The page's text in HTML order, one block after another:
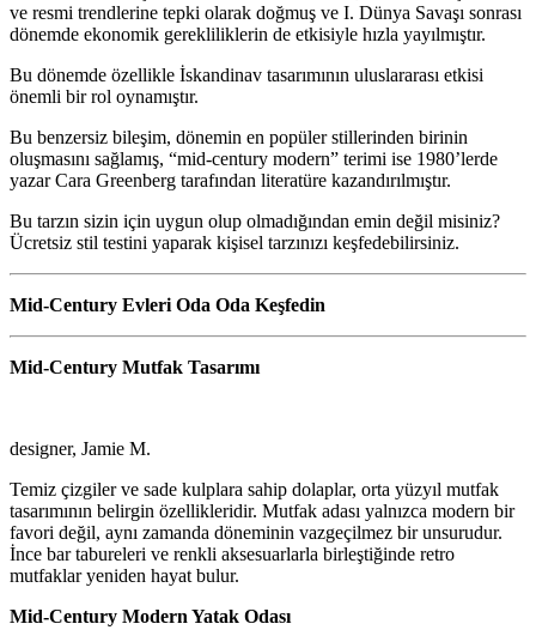
ve resmi trendlerine tepki olarak doğmuş ve I. Dünya Savaşı sonrası
dönemde ekonomik gerekliliklerin de etkisiyle hızla yayılmıştır.
Bu dönemde özellikle İskandinav tasarımının uluslararası etkisi
önemli bir rol oynamıştır.
Bu benzersiz bileşim, dönemin en popüler stillerinden birinin
oluşmasını sağlamış, “mid-century modern” terimi ise 1980’lerde
yazar Cara Greenberg tarafından literatüre kazandırılmıştır.
Bu tarzın sizin için uygun olup olmadığından emin değil misiniz?
Ücretsiz stil testini yaparak kişisel tarzınızı keşfedebilirsiniz.
Mid-Century Evleri Oda Oda Keşfedin
Mid-Century Mutfak Tasarımı
designer, Jamie M.
Temiz çizgiler ve sade kulplara sahip dolaplar, orta yüzyıl mutfak
tasarımının belirgin özellikleridir. Mutfak adası yalnızca modern bir
favori değil, aynı zamanda döneminin vazgeçilmez bir unsurudur.
İnce bar tabureleri ve renkli aksesuarlarla birleştiğinde retro
mutfaklar yeniden hayat bulur.
Mid-Century Modern Yatak Odası